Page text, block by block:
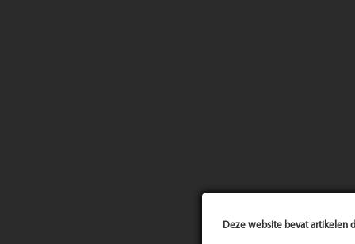
Deze website bevat artikelen